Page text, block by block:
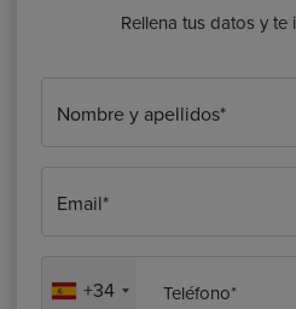
Rellena tus datos y te
Nombre y apellidos*
Email*
+34 Teléfono*